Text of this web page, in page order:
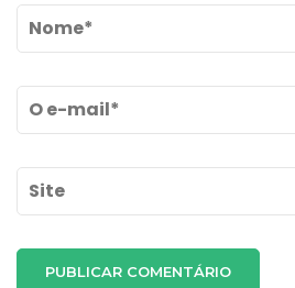
Name*
Email*
Site